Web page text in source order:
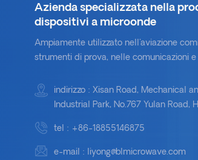
Azienda specializzata nella
dispositivi a microonde
Ampiamente utilizzato nell'aviazione
strumenti di prova, nelle comunicazioni
indirizzo : Xisan Road, Mechanical
Industrial Park, No.767 Yulan Road,
tel : +86-18855146875
e-mail : liyong@blmicrowave.com